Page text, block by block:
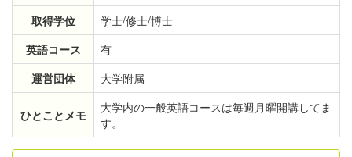
取得学位
学士/修士/博士
英語コース
有
運営団体
大学附属
ひとことメモ
大学内の一般英語コースは毎週月曜開講してま
す。